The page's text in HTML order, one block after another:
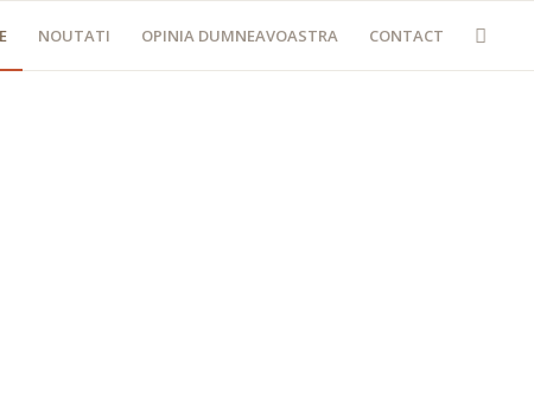
NOUTATI OPINIA DUMNEAVOASTRA CONTACT